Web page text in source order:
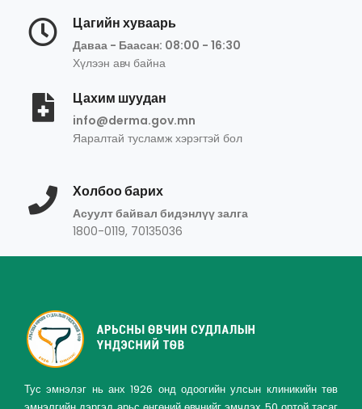
Цагийн хуваарь
Даваа - Баасан: 08:00 - 16:30
Хүлээн авч байна
Цахим шуудан
info@derma.gov.mn
Яаралтай тусламж хэрэгтэй бол
Холбоо барих
Асуулт байвал бидэнлүү залга
1800-0119, 70135036
Тус эмнэлэг нь анх 1926 онд одоогийн улсын клиникийн төв